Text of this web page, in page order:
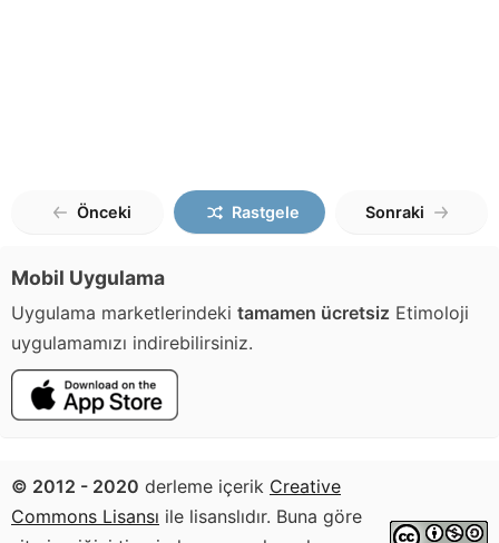
Önceki Rastgele Sonraki
Mobil Uygulama
Uygulama marketlerindeki tamamen ücretsiz Etimoloji
uygulamamızı indirebilirsiniz.
© 2012 - 2020 derleme içerik Creative
Commons Lisansı ile lisanslıdır. Buna göre